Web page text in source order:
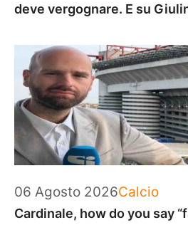
deve vergognare. E su
06 Agosto 2026Categorie
Calcio
Cardinale, how do you say